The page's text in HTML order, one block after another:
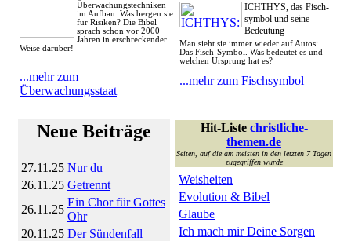
Überwachungstechniken
im Aufbau: Was bergen sie
für Risiken? Die Bibel
sprach schon vor 2000
Jahren in erschreckender
Weise darüber!
...mehr zum
Überwachungsstaat
ICHTHYS, das Fisch-
symbol und seine
Bedeutung
Man sieht sie immer wieder auf Autos:
Das Fisch-Symbol. Was bedeutet es und
welchen Ursprung hat es?
...mehr zum Fischsymbol
Neue Beiträge
27.11.25 Nur du
26.11.25 Getrennt
26.11.25
Ein Chor für Gottes
Ohr
20.11.25 Der Sündenfall
Hit-Liste christliche-
themen.de
Seiten, auf die am meisten in den letzten 7 Tagen
zugegriffen wurde
Weisheiten
Evolution & Bibel
Glaube
Ich mach mir Deine Sorgen